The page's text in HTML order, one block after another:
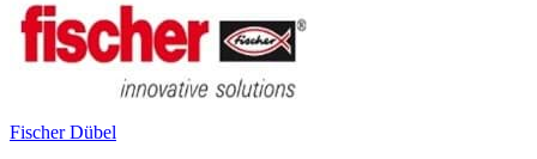
Fischer Dübel